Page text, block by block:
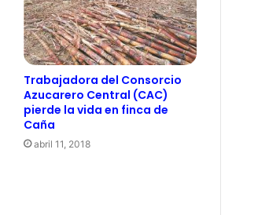
Trabajadora del Consorcio
Azucarero Central (CAC)
pierde la vida en finca de
Caña
abril 11, 2018